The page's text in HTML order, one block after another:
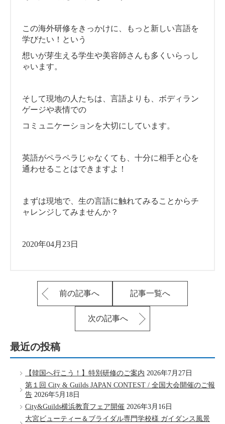
この海外研修をきっかけに、もっと新しい言語を
学びたい！という
想いが芽生える学生や美容師さんも多くいらっし
ゃいます。
そして現地の人たちは、言語よりも、ボディラン
ゲージや表情での
コミュニケーションを大切にしています。
英語がペラペラじゃなくても、十分に相手と心を
通わせることはできますよ！
まずは現地で、生の言語に触れてみることからチ
ャレンジしてみませんか？
2020年04月23日
前の記事へ 記事一覧へ
次の記事へ
最近の投稿
【韓国へ行こう！】特別研修のご案内 2026年7月27日
第１回 City & Guilds JAPAN CONTEST / 全国大会開催のご報
告 2026年5月18日
City&Guilds横浜教育フェア開催 2026年3月16日
大宮ビューティー＆ブライダル専門学校様 ガイダンス風景